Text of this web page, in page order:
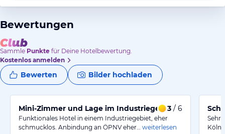
Bewertungen
Sammle Punkte für Deine Hotelbewertung.
Kostenlos anmelden
Bewerten Bilder hochladen
Mini-Zimmer und Lage im Industriegebiet
3 / 6
Funktionales Hotel in einem Industriegebiet, eher
schmucklos. Anbindung an ÖPNV eher…
weiterlesen
Sehr
Köln.